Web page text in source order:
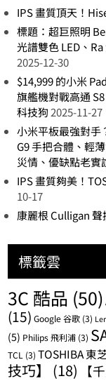
IPS 畫質頂天！
標題：超巨照明
光譜雙色 LED、
2025-12-30
$14,999 的小米
旗艦機對戰高通
科技狗 2025-11-27
小米平板最強對手
G9 手把合體、輕
災情、優缺點老實
IPS 畫質夠美！
10-17
康麗根 Culligan 聲
標籤雲
3C 酷品 (50)
(15) Google 谷歌 (3)
(5) Philips 飛利浦 (3)
TCL (3) TOSHIBA 東
技巧】
(18) 【